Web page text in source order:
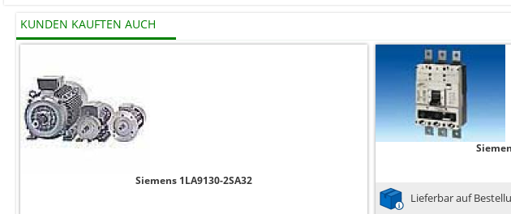
KUNDEN KAUFTEN AUCH
Siemens 1LA9130-2SA32
Lieferbar auf